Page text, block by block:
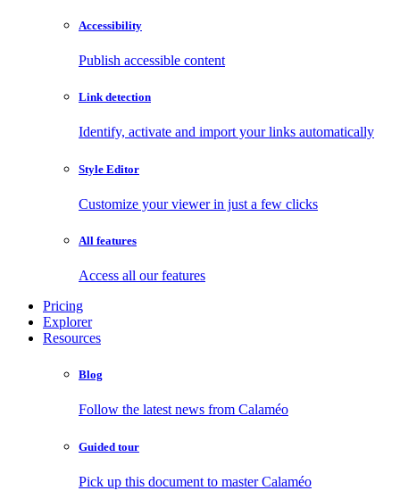
Accessibility
Publish accessible content
Link detection
Identify, activate and import your links automatically
Style Editor
Customize your viewer in just a few clicks
All features
Access all our features
Pricing
Explorer
Resources
Blog
Follow the latest news from Calaméo
Guided tour
Pick up this document to master Calaméo